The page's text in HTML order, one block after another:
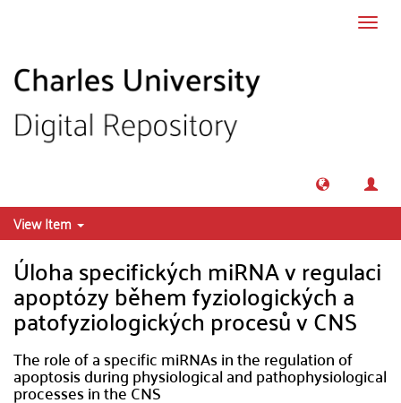
View Item
Úloha specifických miRNA v regulaci
apoptózy během fyziologických a
patofyziologických procesů v CNS
The role of a specific miRNAs in the regulation of
apoptosis during physiological and pathophysiological
processes in the CNS